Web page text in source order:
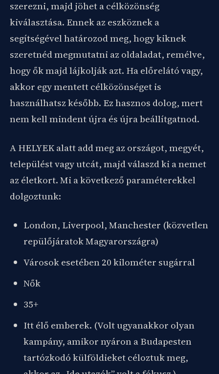
szerezni, majd jöhet a célközönség
kiválasztása. Ennek az eszköznek a
segítségével határozod meg, hogy kiknek
szeretnéd megmutatni az oldaladat, remélve,
hogy ők majd lájkolják azt. Ha előrelátó vagy,
akkor egy mentett célközönséget is
használhatsz később. Ez hasznos dolog, mert
nem kell mindent újra és újra beállítgatnod.
A HELYEK alatt add meg az országot, megyét,
települést vagy utcát, majd válaszd ki a nemet
az életkort. Mi a következő paraméterekkel
dolgoztunk:
London, Liverpool, Manchester (közvetlen
repülőjáratok Magyarországra)
Városok esetében 20 kilométer sugárral
Nők
35+
Itt élő emberek. (Volt ugyanakkor olyan
kampány, amikor nyáron a Budapesten
tartózkodó külföldieket céloztuk meg,